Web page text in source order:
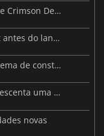
Pearl Abyss revela imagens de jogo de Crimson Desert para a PS5
A controvérsia atinge Crimson Desert antes do lançamento
Subnautica 2 apresenta um novo sistema de construção de bases
O primeiro DLC de Borderlands 4 acrescenta uma nova personagem e muito mais
novas